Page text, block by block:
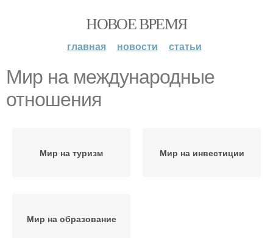
НОВОЕ ВРЕМЯ
главная новости статьи
Мир на международные
отношения
Мир на туризм Мир на инвестиции
Мир на образование